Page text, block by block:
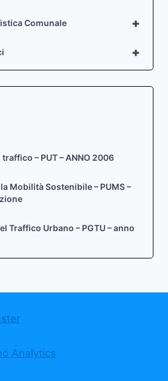
+
Comunale
+
– PUT – ANNO 2006
Mobilità Sostenibile – PUMS –
Traffico Urbano – PGTU – anno
Analytics